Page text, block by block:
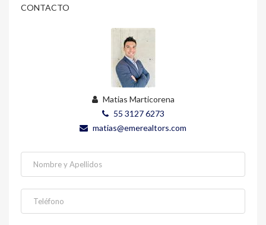
CONTACTO
Matias Marticorena
55 3127 6273
matias@emerealtors.com